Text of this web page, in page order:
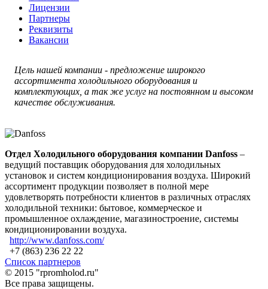
Лицензии
Партнеры
Реквизиты
Вакансии
Цель нашей компании - предложение широкого
ассортимента холодильного оборудования и
комплектующих, а так же услуг на постоянном и высоком
качестве обслуживания.
Отдел Холодильного оборудования компании Danfoss –
ведущий поставщик оборудования для холодильных
установок и систем кондиционирования воздуха. Широкий
ассортимент продукции позволяет в полной мере
удовлетворять потребности клиентов в различных отраслях
холодильной техники: бытовое, коммерческое и
промышленное охлаждение, магазиностроение, системы
кондиционировании воздуха.
http://www.danfoss.com/
+7 (863) 236 22 22
Список партнеров
© 2015 "rpromholod.ru"
Все права защищены.